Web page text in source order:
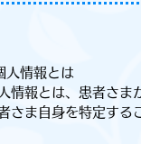
人情報とは
情報とは、患者さま
さま自身を特定する